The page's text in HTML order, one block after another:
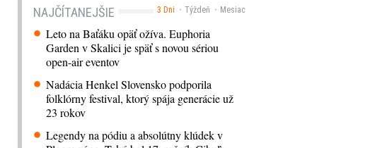
3 Dni Týždeň Mesiac
NAJČÍTANEJŠIE
Leto na Baťáku opäť ožíva. Euphoria
Garden v Skalici je späť s novou sériou
open-air eventov
Nadácia Henkel Slovensko podporila
folklórny festival, ktorý spája generácie už
23 rokov
Legendy na pódiu a absolútny klúdek v